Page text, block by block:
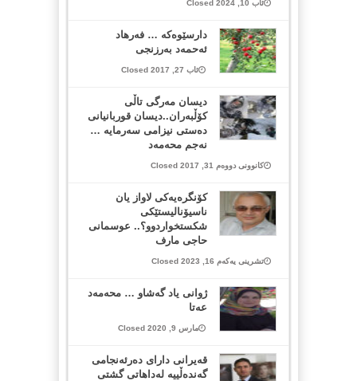
ئاب 10, 2024 Closed
دارسێوه‌كه‌ … فه‌رهاد
ئه‌حمه‌د به‌رزنجی
ئاب 27, 2017 Closed
دیسان مه‌رگی تاڵی
كۆڵبه‌ران..دیسان قوربانیانی
ده‌ستی نیزامی سه‌رمایه‌ …
نه‌جم محه‌مه‌د
کانوونی دووەم 31, 2017 Closed
کۆنگرەیەکی لاواز یان
ناسیۆنالیستێکی
شکستخواردوو؟.. عوسمانی
حاجی مارف
تشرینی یەکەم 16, 2023 Closed
ژوانی یاد گه‌شاو … محه‌مه‌د
عه‌تا
مارس 9, 2020 Closed
قه‌یرانی دارای ده‌رئه‌نجامی
گه‌نده‌ڵییه‌ له‌داهاتی گشتی